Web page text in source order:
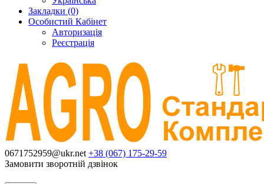
Закладки (0)
Особистий Кабінет
Авторизація
Реєстрація
0671752959@ukr.net +38 (067) 175-29-59
Замовити зворотній дзвінок